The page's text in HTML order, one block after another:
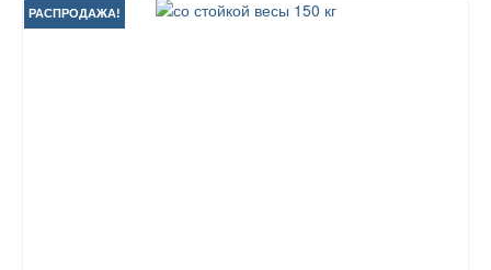
2600 грн..
РАСПРОДАЖА!